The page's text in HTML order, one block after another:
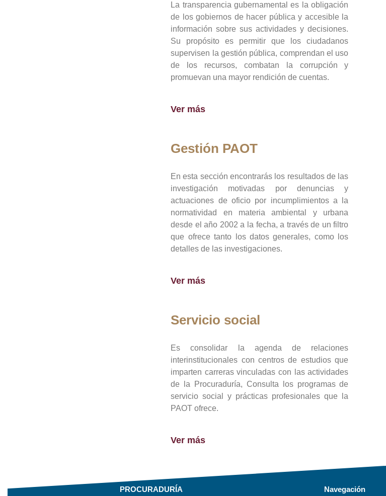
La transparencia gubernamental es la obligación
de los gobiernos de hacer pública y accesible la
información sobre sus actividades y decisiones.
Su propósito es permitir que los ciudadanos
supervisen la gestión pública, comprendan el uso
de los recursos, combatan la corrupción y
promuevan una mayor rendición de cuentas.
Ver más
Gestión PAOT
En esta sección encontrarás los resultados de las
investigación motivadas por denuncias y
actuaciones de oficio por incumplimientos a la
normatividad en materia ambiental y urbana
desde el año 2002 a la fecha, a través de un filtro
que ofrece tanto los datos generales, como los
detalles de las investigaciones.
Ver más
Servicio social
Es consolidar la agenda de relaciones
interinstitucionales con centros de estudios que
imparten carreras vinculadas con las actividades
de la Procuraduría, Consulta los programas de
servicio social y prácticas profesionales que la
PAOT ofrece.
Ver más
PROCURADURÍA Navegación